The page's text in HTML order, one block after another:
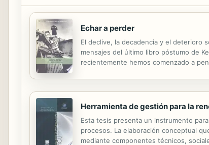
Echar a perder
El declive, la decadencia y el deterioro
mensajes del último libro póstumo de
recientemente hemos comenzado a
Herramienta de gestión para la
Esta tesis presenta un instrumento
procesos. La elaboración conceptual
mediante componentes técnicos,